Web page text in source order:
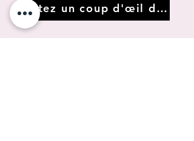
Jetez un coup d'œil dans le rétro